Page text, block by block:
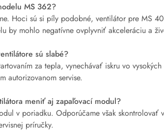
MS 362?
Hoci sú si píly podobné, ventilátor pre MS
by mohlo negatívne ovplyvniť akceleráciu a
sú slabé?
za tepla, vynechávať iskru vo
autorizovanom servise.
meniť aj zapaľovací modul?
v poriadku. Odporúčame však
príručky.